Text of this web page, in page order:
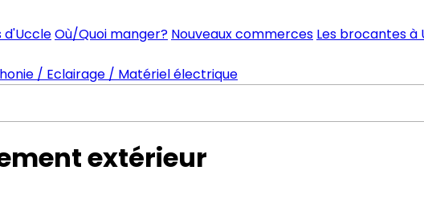
d'UccleOù/Quoi manger? Nouveaux commerces Les brocantes à
/ Eclairage / Matériel électrique
extérieur